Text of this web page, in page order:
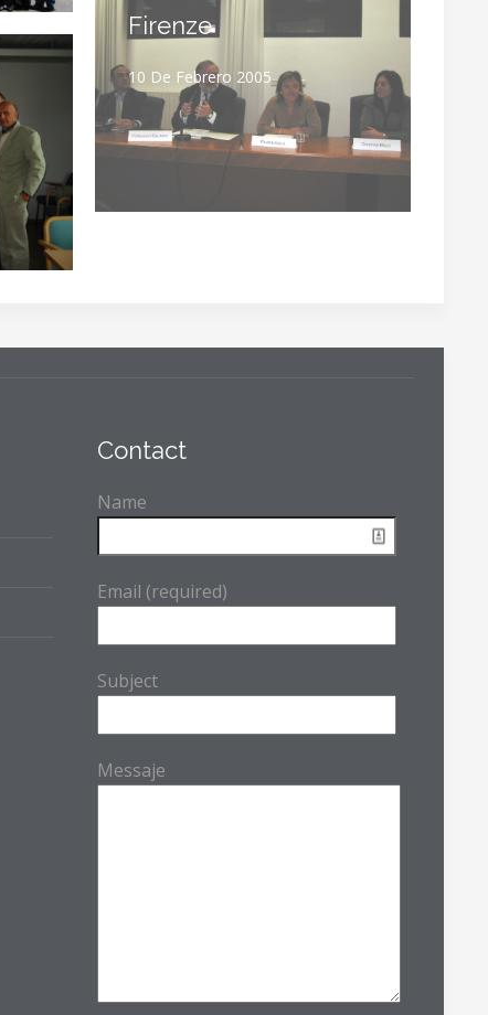
Firenze
10 De Febrero 2005
Contact
Name
Email (required)
Subject
Messaje